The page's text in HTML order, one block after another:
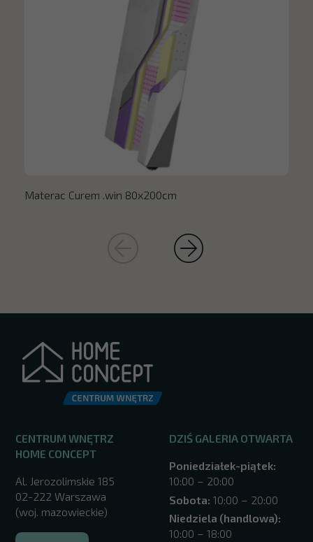
Materac Curem .win 80x200cm
CENTRUM WNĘTRZ
HOME CONCEPT
Al. Jerozolimskie 185
02-222 Warszawa
(woj. mazowieckie)
DZIŚ GALERIA OTWARTA
Poniedziałek-piątek:
10:00 – 20:00
Sobota: 10:00 – 20:00
Niedziela (handlowa):
10:00 – 18:00